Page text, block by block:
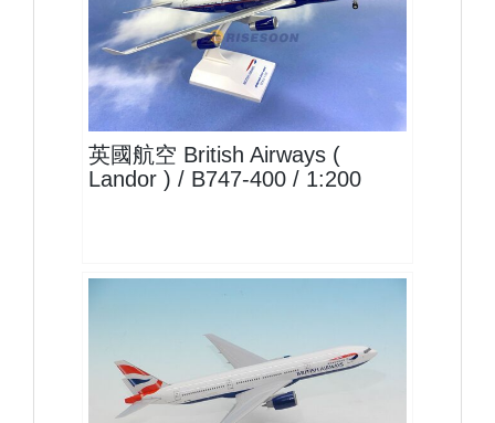
BAW20B744P04 $2000
英國航空 British Airways (
Landor ) / B747-400 / 1:200